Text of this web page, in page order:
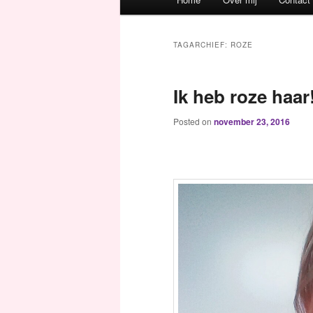
TAGARCHIEF: ROZE
Ik heb roze
Posted on november 23, 2016